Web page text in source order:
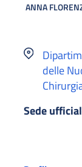
ANNA
delle
Sede